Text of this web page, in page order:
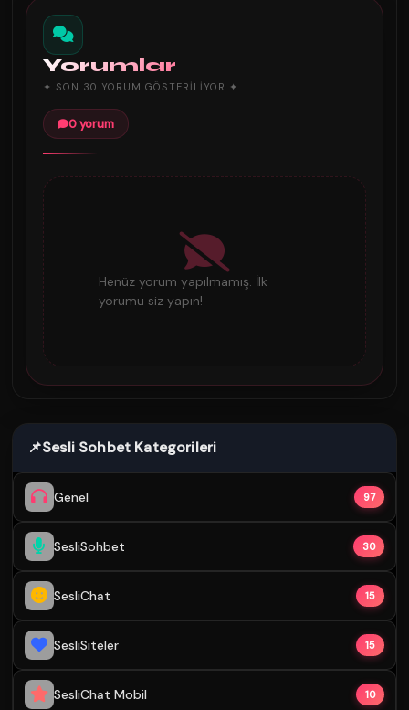
Yorumlar
✦ SON 30 YORUM GÖSTERILIYOR ✦
0 yorum
Henüz yorum yapılmamış. İlk
yorumu siz yapın!
📌Sesli Sohbet Kategorileri
Genel 97
SesliSohbet 30
SesliChat 15
SesliSiteler 15
SesliChat Mobil 10